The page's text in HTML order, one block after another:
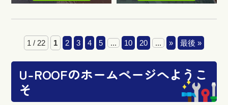
1 / 22 1 2 3 4 5 ... 10 20 ... » 最後 »
U-ROOFのホームページへようこ
そ